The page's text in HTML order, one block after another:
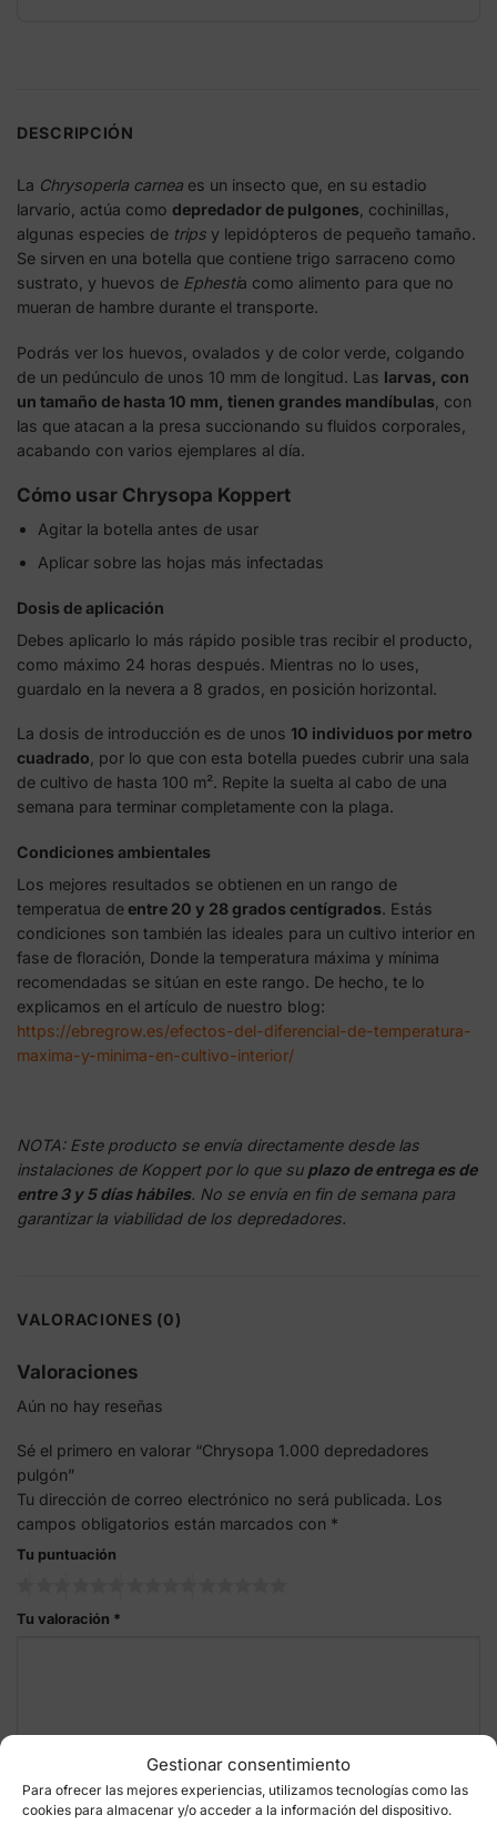
Gestionar consentimiento
Para ofrecer las mejores experiencias, utilizamos tecnologías como las
cookies para almacenar y/o acceder a la información del dispositivo.
DESCRIPCIÓN
La Chrysoperla carnea es un insecto que, en su estadio
larvario, actúa como depredador de pulgones , cochinillas,
algunas especies de trips y lepidópteros de pequeño tamaño.
Se sirven en una botella que contiene trigo sarraceno como
sustrato, y huevos de Ephestia como alimento para que no
mueran de hambre durante el transporte.
Podrás ver los huevos, ovalados y de color verde, colgando
de un pedúnculo de unos 10 mm de longitud. Las larvas, con
un tamaño de hasta 10 mm, tienen grandes mandíbulas , con
las que atacan a la presa succionando su fluidos corporales,
acabando con varios ejemplares al día.
Cómo usar Chrysopa Koppert
Agitar la botella antes de usar
Aplicar sobre las hojas más infectadas
Dosis de aplicación
Debes aplicarlo lo más rápido posible tras recibir el producto,
como máximo 24 horas después. Mientras no lo uses,
guardalo en la nevera a 8 grados, en posición horizontal.
La dosis de introducción es de unos 10 individuos por metro
cuadrado , por lo que con esta botella puedes cubrir una sala
de cultivo de hasta 100 m². Repite la suelta al cabo de una
semana para terminar completamente con la plaga.
Condiciones ambientales
Los mejores resultados se obtienen en un rango de
temperatua deentre 20 y 28 grados centígrados. Estás
condiciones son también las ideales para un cultivo interior en
fase de floración, Donde la temperatura máxima y mínima
recomendadas se sitúan en este rango. De hecho, te lo
explicamos en el artículo de nuestro blog:
https://ebregrow.es/efectos-del-diferencial-de-temperatura-
maxima-y-minima-en-cultivo-interior/
NOTA: Este producto se envía directamente desde las
instalaciones de Koppert por lo que su plazo de entrega es de
entre 3 y 5 días hábiles. No se envía en fin de semana para
garantizar la viabilidad de los depredadores.
VALORACIONES (0)
Valoraciones
Aún no hay reseñas
Sé el primero en valorar “Chrysopa 1.000 depredadores
pulgón”
Tu dirección de correo electrónico no será publicada. Los
campos obligatorios están marcados con *
Tu puntuación
Tu valoración *
Nombre*